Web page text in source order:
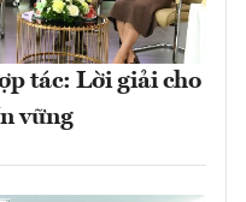
tác: Lời giải cho
vững